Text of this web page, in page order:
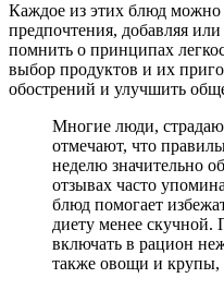
Каждое из этих блюд можно
предпочтения, добавляя
помнить о принципах
выбор продуктов и их
обострений и улучшить
Многие люди,
отмечают, что
неделю значительно
отзывах часто
блюд помогает
диету менее
включать в рацион
также овощи и крупы,